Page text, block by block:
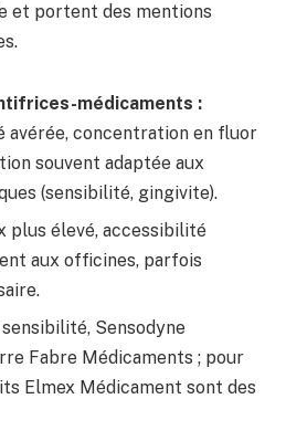
et portent des mentions
médicaments :
avérée, concentration en fluor
souvent adaptée aux
(sensibilité, gingivite).
plus élevé, accessibilité
aux officines, parfois
Sensodyne
Fabre Médicaments ; pour
Elmex Médicament sont des